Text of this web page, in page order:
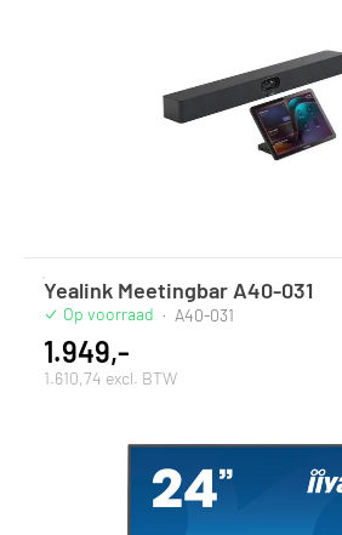
Yealink Meetingbar A40-031
Op voorraad · A40-031
1.949,-
1.610,74 excl. BTW